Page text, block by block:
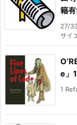
籍
27/
サイ
e」
1